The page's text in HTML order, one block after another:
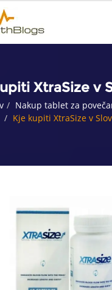
XtraSize v
Nakup tablet za
Kje kupiti XtraSize v